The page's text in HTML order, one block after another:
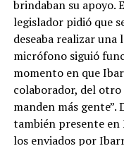
brindaban su apoyo.
legislador pidió que
deseaba realizar
micrófono siguió
momento en que
colaborador, del
manden más gente”.
también presente en
los enviados por